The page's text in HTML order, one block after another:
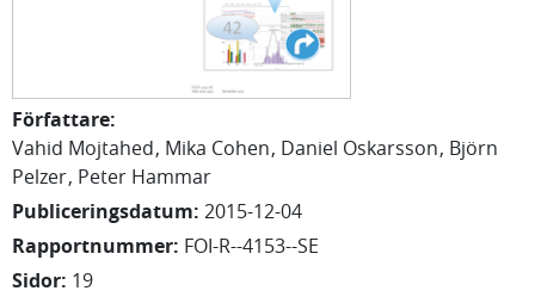
Författare:
Vahid Mojtahed Mika Cohen Daniel Oskarsson Björn
Pelzer Peter Hammar
Publiceringsdatum: 2015-12-04
Rapportnummer: FOI-R--4153--SE
Sidor: 19